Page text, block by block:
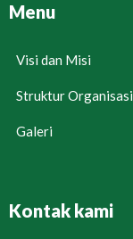
Menu
Visi dan Misi
Struktur Organisasi
Galeri
Kontak kami